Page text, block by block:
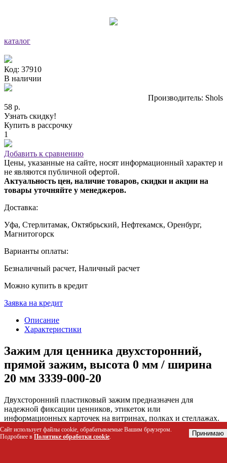
каталог
Код: 37910
В наличии
Производитель: Shols
58 р.
Узнать скидку!
Купить в рассрочку
1
Добавить к сравнению
Цены, указанные на сайте, носят информационный характер и
не являются публичной офертой.
Актуальность цен, наличие товаров, скидки и акции на
товары уточняйте у менеджеров.
Доставка:
Уфа, Стерлитамак, Октябрьский, Нефтекамск, Оренбург,
Магнитогорск
Варианты оплаты:
Безналичный расчет, Наличный расчет
Можно купить в кредит
Заявка на кредит
Описание
Характеристики
Зажим для ценника двухсторонний,
прямой зажим, высота 0 мм / ширина
20 мм 3339-000-20
Двухсторонний пластиковый зажим предназначен для
надежной фиксации ценников, этикеток или
информационных карточек на витринах, полках и стеллажах.
Прямая конструкция обеспечивает ровное расположение
информации, а компактные размеры позволяют размещать
Сайт использует файлы cookie, обрабатываемые Вашим браузером.
Подробнее в Политике обработки cookie. Принимаю